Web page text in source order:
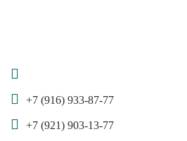
+7 (916) 933-87-77
+7 (921) 903-13-77